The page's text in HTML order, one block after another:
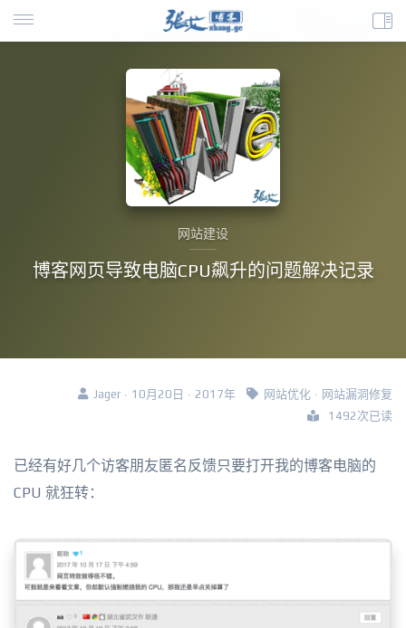
网站建设
博客网页导致电脑CPU飙升的问题解决记录
Jager · 10月20日 · 2017年 网站优化 · 网站漏洞修复
1492次已读
已经有好几个访客朋友匿名反馈只要打开我的博客电脑的
CPU 就狂转：